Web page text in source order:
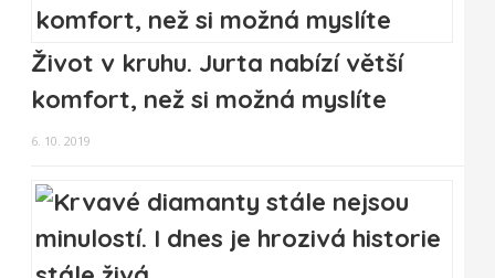
Život v kruhu. Jurta nabízí větší
komfort, než si možná myslíte
6. 10. 2019